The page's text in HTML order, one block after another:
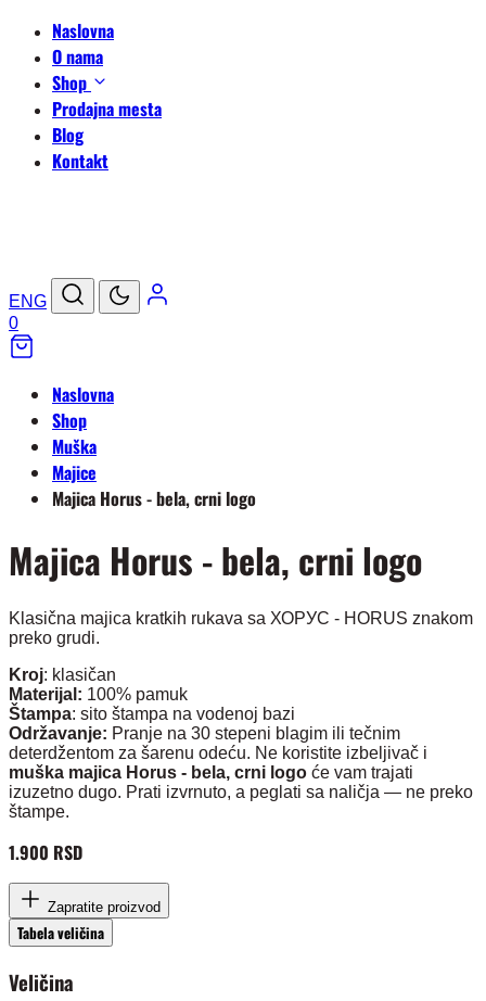
Naslovna
O nama
Shop
Prodajna mesta
Blog
Kontakt
ENG
0
Naslovna
Shop
Muška
Majice
Majica Horus - bela, crni logo
Majica Horus - bela, crni logo
Klasična majica kratkih rukava sa ХОРУС - HORUS znakom
preko grudi.
Kroj: klasičan
Materijal: 100% pamuk
Štampa: sito štampa na vodenoj bazi
Održavanje: Pranje na 30 stepeni blagim ili tečnim
deterdžentom za šarenu odeću. Ne koristite izbeljivač i
muška majica Horus - bela, crni logo će vam trajati
izuzetno dugo. Prati izvrnuto, a peglati sa naličja — ne preko
štampe.
1.900 RSD
Zapratite proizvod
Tabela veličina
Veličina